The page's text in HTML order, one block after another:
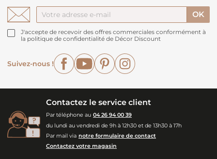
J'accepte de recevoir des offres commerciales conformément à
la politique de confidentialité de Décor Discount
Suivez-nous !
FacebookYouTubePinterest
Contactez le service client
Par téléphone au 04 26 94 00 39
du lundi au vendredi de 9h à 12h30 et de 13h30 à 17h
Par mail via notre formulaire de contact
Contactez votre magasin